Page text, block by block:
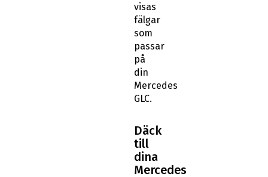
visas
fälgar
som
passar
på
din
Mercedes
GLC.
Däck
till
dina
Mercedes